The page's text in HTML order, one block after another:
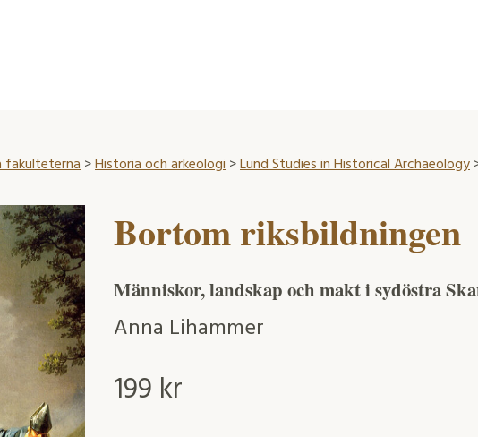
fakulteterna>Historia och arkeologi>Lund Studies in Historical Archaeology
Bortom riksbildningen
Människor, landskap och makt i sydöstra
Anna Lihammer
199 kr